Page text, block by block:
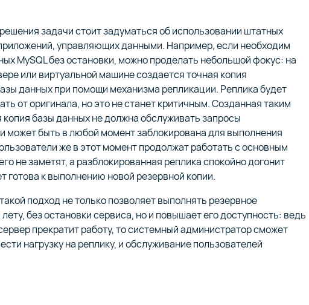
задачи стоит задуматься об использовании штатных
управляющих данными. Например, если необходим
MySQL без остановки, можно проделать небольшой фокус: на
или виртуальной машине создается точная копия
данных при помощи механизма репликации. Реплика будет
от оригинала, но это не станет критичным. Созданная таким
копия базы данных не должна обслуживать запросы
может быть в любой момент заблокирована для выполнения
же в этот момент продолжат работать с основным
не заметят, а разблокированная реплика спокойно догонит
готова к выполнению новой резервной копии.
подход не только позволяет выполнять резервное
без остановки сервиса, но и повышает его доступность: ведь
прекратит работу, то системный администратор сможет
нагрузку на реплику, и обслуживание пользователей